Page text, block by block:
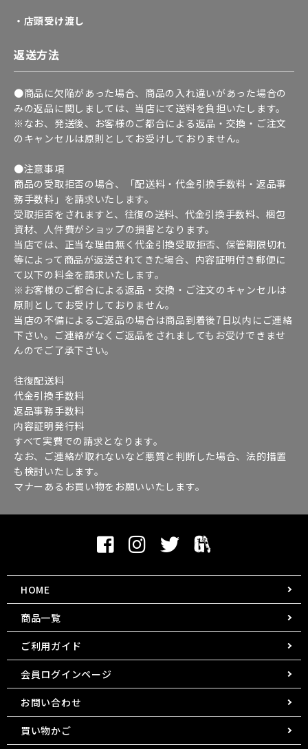
・店頭受け渡し
返送方法
●商品に欠陥があった場合、商品の入れ違いがあった場合の
みの返品に関しましては、当店にて送料を負担いたします。
※なお、発送後、お客様のご都合による返品・交換・ご注文
のキャンセルは原則としてお受けしておりません。
●注意事項
商品の受取拒否の場合、「配送料・代金引換手数料・返品事
務手数料」を請求いたします。
受取拒否をされますと、往復の送料、代金引換手数料、梱包
資材、人件費がショップの損害となります。
当店では、正当な理由無く代金引換受取拒否、保管期限切れ
等によって商品が返送されてきた場合、内容証明付き郵便に
て以下の料金を請求いたします。
※お客様のご都合による返品・交換・ご注文のキャンセルは
原則としてお受けしておりません。
当店の不備によるご返品の場合は商品到着後7日以内にご連絡
下さい。ご連絡がなくご返品をされましてもお受けできませ
んのでご了承下さい。
往復配送料
代金引換手数料
返品事務手数料
内容証明発行料
すべて実費での請求となります。
なお、ご連絡が取れないなど悪質と判断した場合、法的措置
も検討いたします。
マナーあるお買い物をお願いいたします。
HOME
商品一覧
ご利用ガイド
会員ログインページ
お問い合わせ
買い物かご